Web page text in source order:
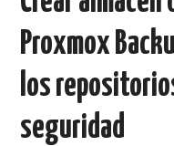
ACERCA DE
POLÍTICA DE PRIVACIDAD
Proxmox
los
seguridad